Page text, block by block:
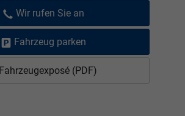
Wir rufen Sie an
Fahrzeug parken
Fahrzeugexposé (PDF)